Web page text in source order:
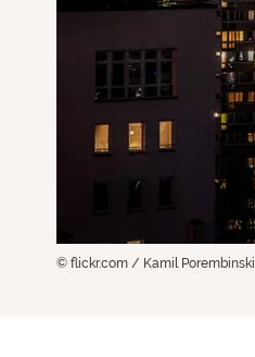
© flickr.com / Kamil Porembinski